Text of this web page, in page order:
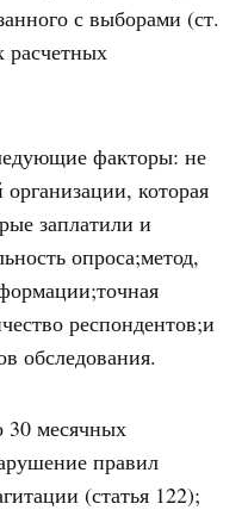
с выборами (ст.
расчетных
факторы: не
которая
заплатили и
опроса;метод,
респондентов;и
обследования.
месячных
правил
(статья 122);